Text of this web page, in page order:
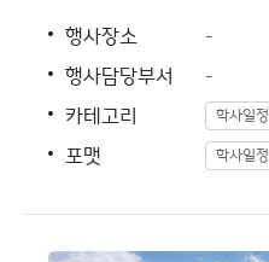
행사장소 -
행사담당부서 -
카테고리 학사일정
포맷 학사일정